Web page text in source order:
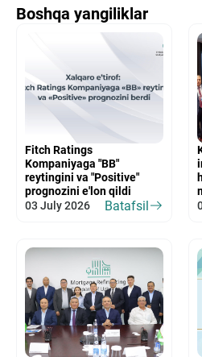
Boshqa yangiliklar
Fitch Ratings
Kompaniyaga "BB"
reytingini va "Positive"
prognozini e'lon qildi
03 July 2026
Batafsil